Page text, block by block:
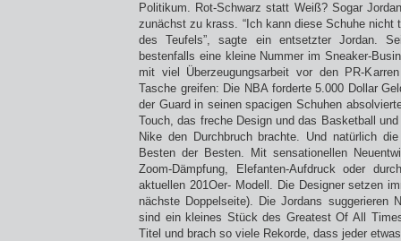
Politikum. Rot-Schwarz statt Weiß? Sogar
zunächst zu krass. “Ich kann diese Schuhe nicht
des Teufels”, sagte ein entsetzter Jordan.
bestenfalls eine kleine Nummer im Sneaker-
mit viel Überzeugungsarbeit vor den PR-
Tasche greifen: Die NBA forderte 5.000 Dollar
der Guard in seinen spacigen Schuhen
Touch, das freche Design und das Basketball und
Nike den Durchbruch brachte. Und natürlich
Besten der Besten. Mit sensationellen
Zoom-Dämpfung, Elefanten-Aufdruck oder
aktuellen 201Oer- Modell. Die Designer setzen
nächste Doppelseite). Die Jordans suggerieren
sind ein kleines Stück des Greatest Of All
Titel und brach so viele Rekorde, dass jeder